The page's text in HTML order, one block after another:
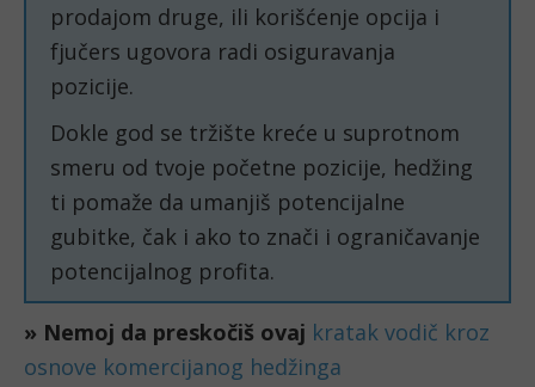
prodajom druge, ili korišćenje opcija i
fjučers ugovora radi osiguravanja
pozicije.
Dokle god se tržište kreće u suprotnom
smeru od tvoje početne pozicije, hedžing
ti pomaže da umanjiš potencijalne
gubitke, čak i ako to znači i ograničavanje
potencijalnog profita.
» Nemoj da preskočiš ovaj kratak vodič kroz
osnove komercijanog hedžinga